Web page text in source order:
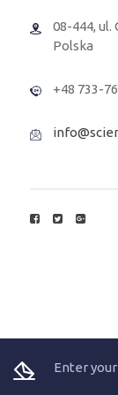
08-444, ul.
Polska
+48 733-